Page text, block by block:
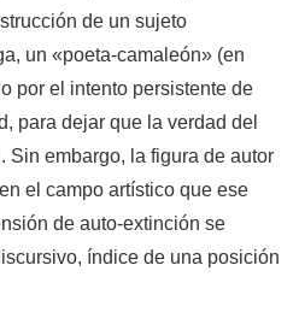
de un sujeto
un «poeta-camaleón» (en
por el intento persistente de
para dejar que la verdad del
Sin embargo, la figura de autor
el campo artístico que ese
de auto-extinción se
índice de una posición